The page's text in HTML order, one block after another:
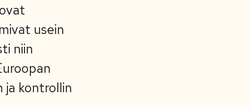
usein
niin
ja kontrollin